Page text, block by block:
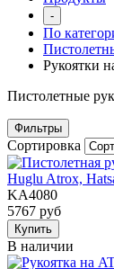
-
По
Рукоятки
Пистолетные
Фильтры
Сортировка
Huglu Atrox,
KA4080
5767 руб
Купить
В наличии